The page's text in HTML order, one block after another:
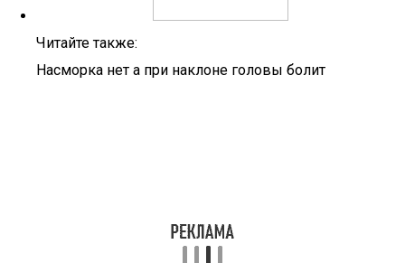
Читайте также:
Насморка нет а при наклоне головы болит